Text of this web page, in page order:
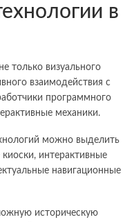
в
только визуального
взаимодействия с
программного
механики.
можно выделить
интерактивные
навигационные
историческую